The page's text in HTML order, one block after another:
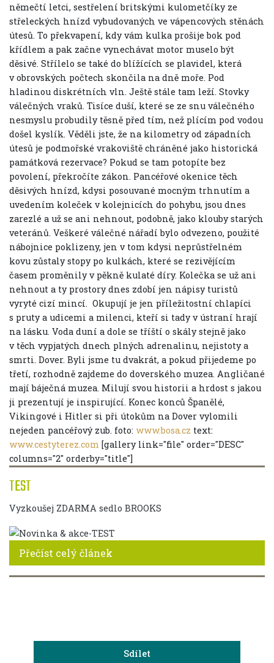
TEST
Vyzkoušej ZDARMA sedlo BROOKS
Přečíst celý článek
němečtí letci, sestřelení britskými kulometčíky ze
střeleckých hnízd vybudovaných ve vápencových stěnách
útesů. To překvapení, kdy vám kulka prošije bok pod
křídlem a pak začne vynechávat motor muselo být
děsivé. Střílelo se také do blížících se plavidel, která
v obrovských počtech skončila na dně moře. Pod
hladinou diskrétních vln. Ještě stále tam leží. Stovky
válečných vraků. Tisíce duší, které se ze snu válečného
nesmyslu probudily těsně před tím, než plícím pod vodou
došel kyslík. Věděli jste, že na kilometry od západních
útesů je podmořské vrakoviště chráněné jako historická
památková rezervace? Pokud se tam potopíte bez
povolení, překročíte zákon. Pancéřové okenice těch
děsivých hnízd, kdysi posouvané mocným trhnutím a
uvedením koleček v kolejnicích do pohybu, jsou dnes
zarezlé a už se ani nehnout, podobně, jako klouby starých
veteránů. Veškeré válečné nářadí bylo odvezeno, použité
nábojnice poklizeny, jen v tom kdysi neprůstřelném
kovu zůstaly stopy po kulkách, které se rezivějícím
časem proměnily v pěkně kulaté díry. Kolečka se už ani
nehnout a ty prostory dnes zdobí jen nápisy turistů
vyryté cizí mincí. Okupují je jen příležitostní chlapíci
s pruty a udicemi a milenci, kteří si tady v ústraní hrají
na lásku. Voda duní a dole se tříští o skály stejně jako
v těch vypjatých dnech plných adrenalinu, nejistoty a
smrti. Dover. Byli jsme tu dvakrát, a pokud přijedeme po
třetí, rozhodně zajdeme do doverského muzea. Angličané
mají báječná muzea. Milují svou historii a hrdost s jakou
ji prezentují je inspirující. Konec konců Španělé,
Vikingové i Hitler si při útokům na Dover vylomili
nejeden pancéřový zub. foto: www.bosa.cz text:
www.cestyterez.com [gallery link="file" order="DESC"
columns="2" orderby="title"]
Sdílet